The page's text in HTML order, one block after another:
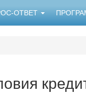
ОТВЕТ